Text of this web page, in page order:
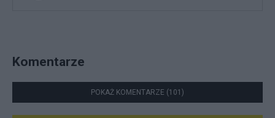
Komentarze
POKAŻ KOMENTARZE (101)